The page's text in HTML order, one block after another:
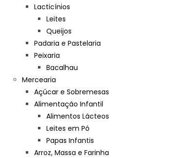
Lacticínios
Leites
Queijos
Padaria e Pastelaria
Peixaria
Bacalhau
Mercearia
Açúcar e Sobremesas
Alimentação Infantil
Alimentos Lácteos
Leites em Pó
Papas Infantis
Arroz, Massa e Farinha